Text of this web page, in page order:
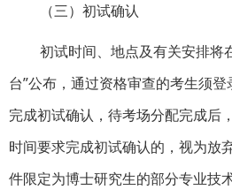
（三）初试确认
初试时间、地点及有关安排将
台”公布，通过资格审查的考生须
完成初试确认，待考场分配完成后
时间要求完成初试确认的，视为放
件限定为博士研究生的部分专业技